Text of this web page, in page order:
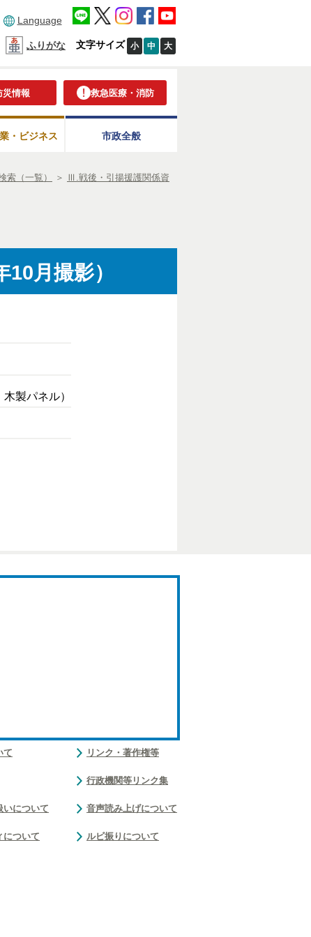
Language
ふりがな 文字サイズ 小 中 大
災情報 救急医療・消防
・ビジネス 市政全般
索（一覧） ＞ Ⅲ.戦後・引揚援護関係資
月撮影）
製パネル）
て
いについて
について
リンク・著作権等
行政機関等リンク集
音声読み上げについて
ルビ振りについて